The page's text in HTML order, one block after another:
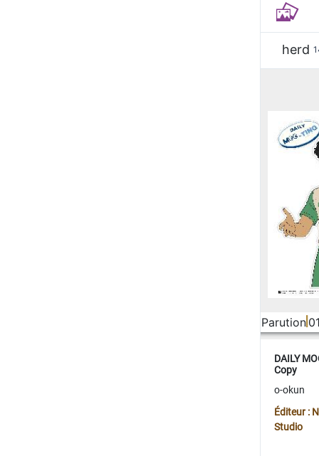
herd
Parution
DAILY
Copy
o-okun
Éditeur :
Studio